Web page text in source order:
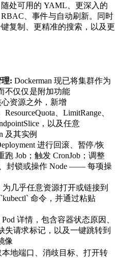
处可用的 YAML、更深入的
、事件与自动刷新。同时
复制、更精准的搜索，以及更
: Dockerman 现已将集群作为
不仅仅是附加功能
资源之外，新增
、LimitRange、
，以及任意
及其实例
进行回滚、暂停/恢
Job；触发 CronJob；调整
封锁或操作 Node —— 每项操
几乎任意资源打开或链接到
命令，并通过粘贴
详情，包含容器状态原因、
失请求标记，以及一键跳转到
像
地端口、消歧目标、打开转